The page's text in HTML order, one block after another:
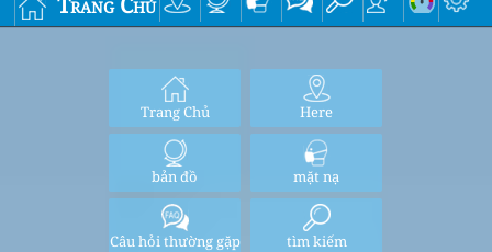
Trang Chủ Here
bản đồ mặt nạ
Câu hỏi thường gặp tìm kiếm